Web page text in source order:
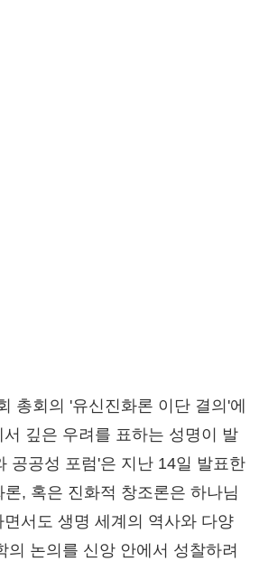
총회의 '유신진화론 이단 결의'에
깊은 우려를 표하는 성명이 발
공공성 포럼'은 지난 14일 발표한
, 혹은 진화적 창조론은 하나님
서도 생명 세계의 역사와 다양
의 논의를 신앙 안에서 성찰하려